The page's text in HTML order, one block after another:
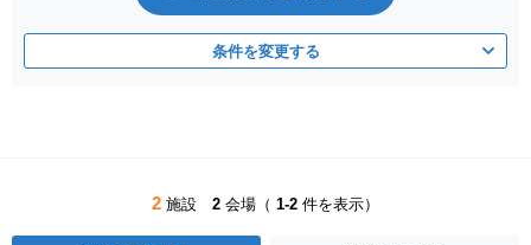
条件を変更する
2 施設 2 会場（ 1-2 件を表示）